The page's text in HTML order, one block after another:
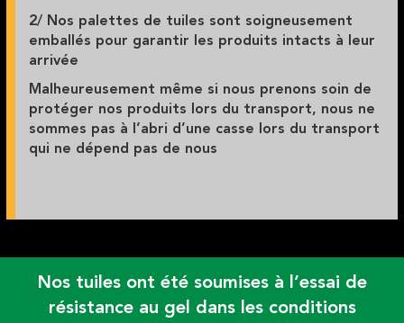
2/ Nos palettes de tuiles sont soigneusement
emballés pour garantir les produits intacts à leur
arrivée
Malheureusement même si nous prenons soin de
protéger nos produits lors du transport, nous ne
sommes pas à l’abri d’une casse lors du transport
qui ne dépend pas de nous
Nos tuiles ont été soumises à l’essai de
résistance au gel dans les conditions